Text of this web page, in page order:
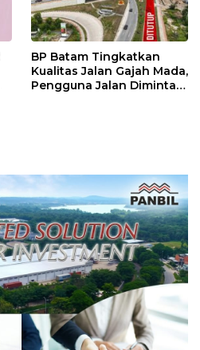
BP Batam Tingkatkan
Kualitas Jalan Gajah Mada,
Pengguna Jalan Diminta